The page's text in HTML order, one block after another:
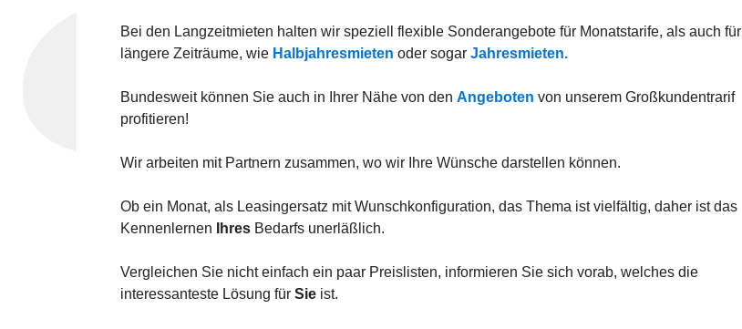
Bei den Langzeitmieten halten wir speziell flexible Sonderangebote für Monatstarife, als auch für
längere Zeiträume, wie Halbjahresmieten oder sogar Jahresmieten.
Bundesweit können Sie auch in Ihrer Nähe von den Angeboten von unserem Großkundentrarif
profitieren!
Wir arbeiten mit Partnern zusammen, wo wir Ihre Wünsche darstellen können.
Ob ein Monat, als Leasingersatz mit Wunschkonfiguration, das Thema ist vielfältig, daher ist das
Kennenlernen
Ihres Bedarfs unerläßlich.
Vergleichen Sie nicht einfach ein paar Preislisten, informieren Sie sich vorab, welches die
interessanteste Lösung für Sie ist.